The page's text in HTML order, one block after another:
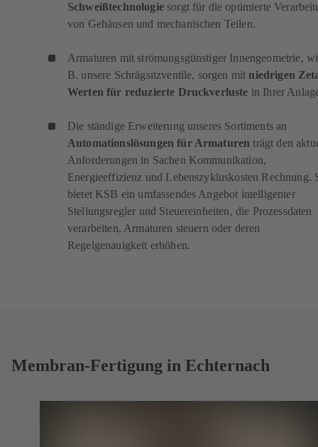
Schweißtechnologiesorgt für die optimierte
von Gehäusen und mechanischen Teilen.
Armaturen mit strömungsgünstiger Innengeometrie,
B. unsere Schrägsitzventile, sorgen mit niedrigen
Werten für reduzierte Druckverluste in Ihrer
Die ständige Erweiterung unseres Sortiments an
Automationslösungen für Armaturen trägt den
Anforderungen in Sachen Kommunikation,
Energieeffizienz und Lebenszykluskosten Rechnung.
bietet KSB ein umfassendes Angebot intelligenter
Stellungsregler und Steuereinheiten, die Prozessdaten
verarbeiten, Armaturen steuern oder deren
Regelgenauigkeit erhöhen.
Membran-Fertigung in Echternach